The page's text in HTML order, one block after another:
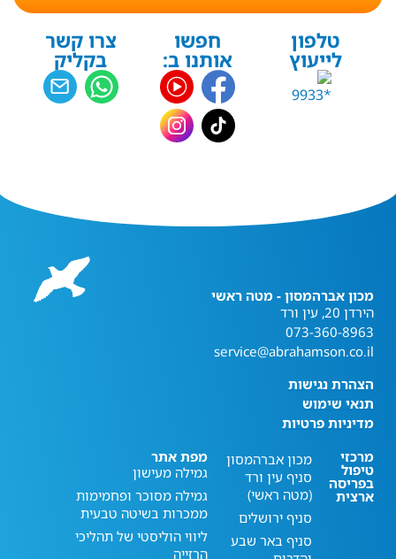
טלפון
לייעוץ
חפשו
אותנו ב:
צרו קשר
בקליק
מכון אברהמסון - מטה ראשי
הירדן 20, עין ורד
073-360-8963
service@abrahamson.co.il
הצהרת נגישות
תנאי שימוש
מדיניות פרטיות
מרכזי
טיפול
בפריסה
ארצית
מכון אברהמסון
סניף עין ורד
(מטה ראשי)
סניף ירושלים
סניף באר שבע
מפת אתר
גמילה מעישון
גמילה מסוכר ופחמימות
ממכרות בשיטה טבעית
ליווי הוליסטי של תהליכי
הרזייה